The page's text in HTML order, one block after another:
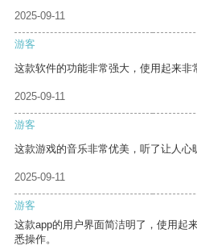
2025-09-11
游客
这款软件的功能非常强大，使用起来非
2025-09-11
游客
这款游戏的音乐非常优美，听了让人心
2025-09-11
游客
这款app的用户界面简洁明了，使用起
悉操作。